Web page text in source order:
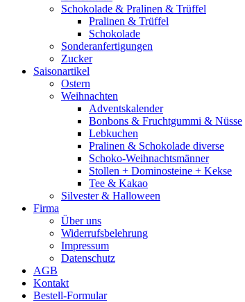
Schokolade & Pralinen & Trüffel
Pralinen & Trüffel
Schokolade
Sonderanfertigungen
Zucker
Saisonartikel
Ostern
Weihnachten
Adventskalender
Bonbons & Fruchtgummi & Nüsse
Lebkuchen
Pralinen & Schokolade diverse
Schoko-Weihnachtsmänner
Stollen + Dominosteine + Kekse
Tee & Kakao
Silvester & Halloween
Firma
Über uns
Widerrufsbelehrung
Impressum
Datenschutz
AGB
Kontakt
Bestell-Formular